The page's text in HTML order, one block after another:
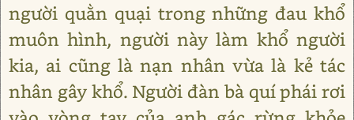
người quằn quại trong những đau khổ
muôn hình, người này làm khổ người
kia, ai cũng là nạn nhân vừa là kẻ tác
nhân gây khổ. Người đàn bà quí phái rơi